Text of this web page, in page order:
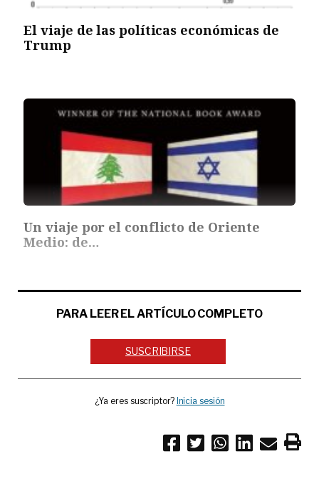
El viaje de las políticas económicas de
Trump
Un viaje por el conflicto de Oriente
Medio: de…
PARA LEER EL ARTÍCULO COMPLETO
SUSCRIBIRSE
¿Ya eres suscriptor? Inicia sesión